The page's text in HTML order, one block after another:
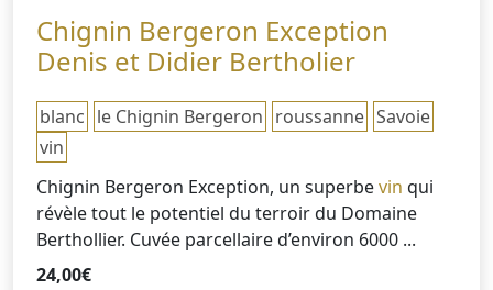
Chignin Bergeron Exception
Denis et Didier Bertholier
blanc le Chignin Bergeron roussanne Savoie
vin
Chignin Bergeron Exception, un superbevin qui
révèle tout le potentiel du terroir du Domaine
Berthollier. Cuvée parcellaire d’environ 6000 ...
24,00€